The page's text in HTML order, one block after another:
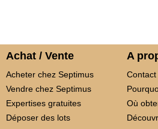
Achat / Vente
Acheter chez Septimus
Vendre chez Septimus
Expertises gratuites
Déposer des lots
A
Contact
Où